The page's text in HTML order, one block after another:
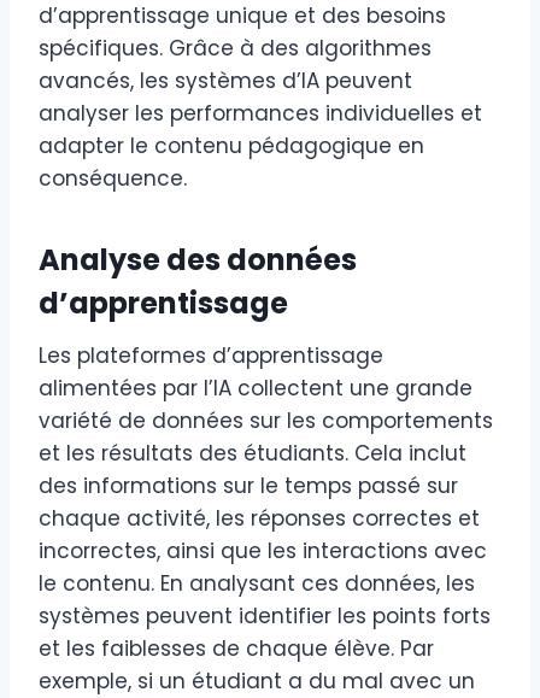
d’apprentissage unique et des besoins
spécifiques. Grâce à des algorithmes
avancés, les systèmes d’IA peuvent
analyser les performances individuelles et
adapter le contenu pédagogique en
conséquence.
Analyse des données
d’apprentissage
Les plateformes d’apprentissage
alimentées par l’IA collectent une grande
variété de données sur les comportements
et les résultats des étudiants. Cela inclut
des informations sur le temps passé sur
chaque activité, les réponses correctes et
incorrectes, ainsi que les interactions avec
le contenu. En analysant ces données, les
systèmes peuvent identifier les points forts
et les faiblesses de chaque élève. Par
exemple, si un étudiant a du mal avec un